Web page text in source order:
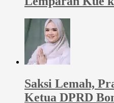
Saksi Lemah,
Ketua DPRD